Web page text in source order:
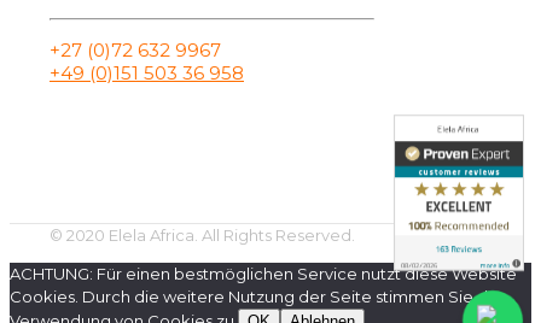
+27 (0)72 632 9967
+49 (0)151 503 36 958
© 2020 Elela Africa. All Rights Reserved.
ACHTUNG: Für einen bestmöglichen Service nutzt diese Website
Cookies. Durch die weitere Nutzung der Seite stimmen Sie der